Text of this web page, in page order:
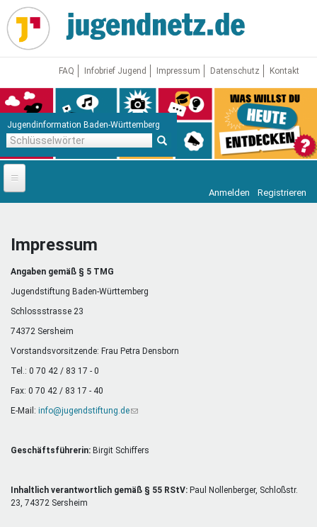
Direkt
zum
Inhalt
FAQ Infobrief Jugend Impressum Datenschutz Kontakt
Jugendinformation Baden-Württemberg
Startseite
Jugendnetz
Freizeit & Reisen
Mentoren & Projekte
Schule & Beruf
Vor Ort
Anmelden Registrieren
Impressum
Angaben gemäß § 5 TMG
Jugendstiftung Baden-Württemberg
Schlossstrasse 23
74372 Sersheim
Vorstandsvorsitzende: Frau Petra Densborn
Tel.: 0 70 42 / 83 17 - 0
Fax: 0 70 42 / 83 17 - 40
E-Mail: info@jugendstiftung.de(Link
Mail)
Geschäftsführerin: Birgit Schiffers
Inhaltlich verantwortlich gemäß § 55 RStV: Paul Nollenberger, Schloßstr.
23, 74372 Sersheim